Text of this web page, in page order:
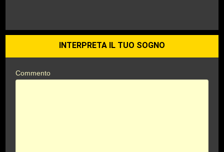
INTERPRETA IL TUO SOGNO
Commento